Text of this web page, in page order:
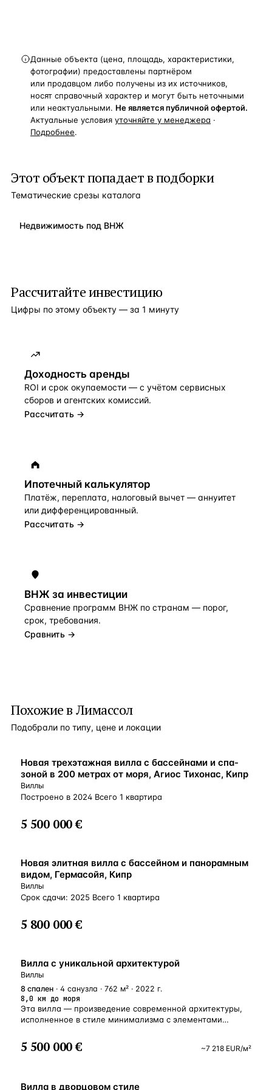
Данные объекта (цена, площадь, характеристики,
фотографии) предоставлены партнёром
или продавцом либо получены из их источников,
носят справочный характер и могут быть неточными
или неактуальными. Не является публичной офертой.
Актуальные условия уточняйте у менеджера ·
Подробнее.
Этот объект попадает в подборки
Тематические срезы каталога
Недвижимость под ВНЖ
Рассчитайте инвестицию
Цифры по этому объекту — за 1 минуту
Доходность аренды
ROI и срок окупаемости — с учётом сервисных
сборов и агентских комиссий.
Рассчитать →
Ипотечный калькулятор
Платёж, переплата, налоговый вычет — аннуитет
или дифференцированный.
Рассчитать →
ВНЖ за инвестиции
Сравнение программ ВНЖ по странам — порог,
срок, требования.
Сравнить →
Похожие в Лимассол
Подобрали по типу, цене и локации
ВНЖ
Новая трехэтажная вилла с бассейнами и спа-
зоной в 200 метрах от моря, Агиос Тихонас, Кипр
Виллы
Построено в 2024 Всего 1 квартира
5 500 000 €
ВНЖ
Новая элитная вилла с бассейном и панорамным
видом, Гермасойя, Кипр
Виллы
Срок сдачи: 2025 Всего 1 квартира
5 800 000 €
ВНЖ
Вилла с уникальной архитектурой
Виллы
8 спален · 4 санузла · 762 м² · 2022 г.
8,0 км до моря
Эта вилла — произведение современной архитектуры,
исполненное в стиле минимализма с элементами
видом на Средиземное море и город Лимасол.
Расположение виллы имеет все достоинства частного
имеет ярко выраженный рельеф, задающий тон
5 500 000 € ~7 218 EUR/м²
ВНЖ
Вилла в дворцовом стиле